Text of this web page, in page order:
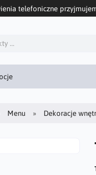
telefoniczne
Menu Dekoracje